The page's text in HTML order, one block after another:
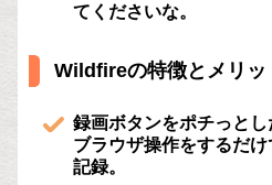
てくださいな。
Wildfireの特徴とメリッ
録画ボタンをポチっと
ブラウザ操作をするだ
記録。